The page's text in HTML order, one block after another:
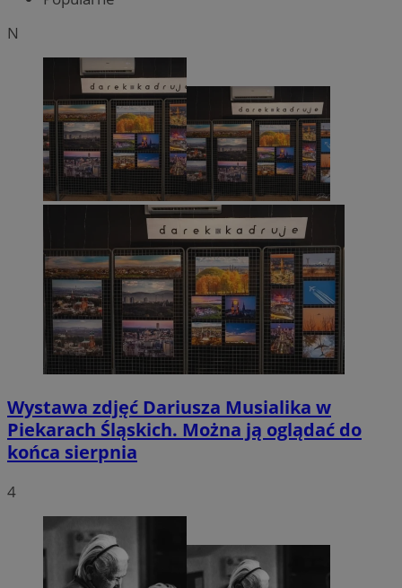
N
Wystawa zdjęć Dariusza Musialika w
Piekarach Śląskich. Można ją oglądać do
końca sierpnia
4